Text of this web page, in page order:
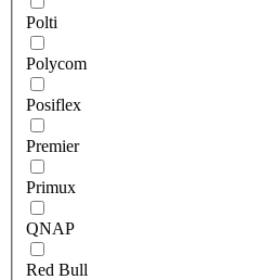
Polti
Polycom
Posiflex
Premier
Primux
QNAP
Red Bull